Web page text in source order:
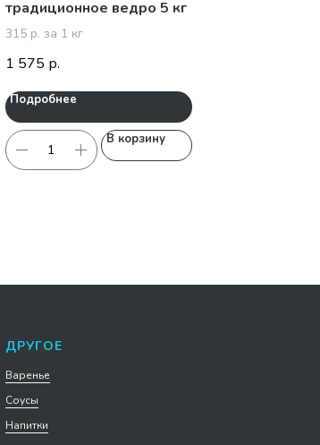
традиционное ведро 5 кг
315 р. за 1 кг
1 575 р.
Подробнее
В корзину
ДРУГОЕ
Варенье
Соусы
Напитки